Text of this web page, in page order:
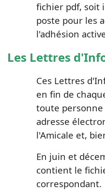
fichier pdf, soit
poste pour les
l'adhésion
Les Lettres
Ces Lettres
en fin de
toute
adresse
l'Amicale et,
En juin et
contient le
correspondant.